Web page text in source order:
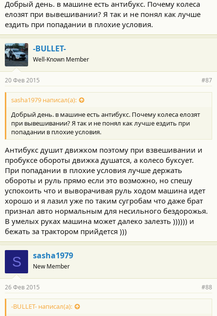
Добрый день. в машине есть антибукс. Почему колеса
елозят при вывешивании? Я так и не понял как лучше
ездить при попадании в плохие условия.
-BULLET-
Well-Known Member
20 Фев 2015 #87
sasha1979 написал(а):
Добрый день. в машине есть антибукс. Почему колеса елозят
при вывешивании? Я так и не понял как лучше ездить при
попадании в плохие условия.
Антибукс душит движком поэтому при взвешивании и
пробуксе обороты движка душатся, а колесо буксует.
При попадании в плохие условия лучше держать
обороты и руль прямо если это возможно, но спешу
успокоить что и выворачивая руль ходом машина идет
хорошо и я лазил уже по таким сугробам что даже брат
признал авто нормальным для несильного бездорожья.
В умелых руках машина может далеко залезть )))))) и
бежать за трактором прийдется )))
S sasha1979
New Member
26 Фев 2015 #88
-BULLET- написал(а):